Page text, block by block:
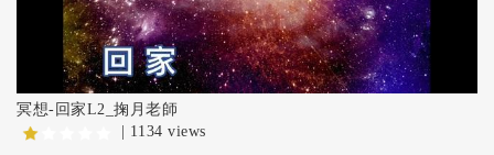
冥想-回家L2_掬月老師
| 1134 views